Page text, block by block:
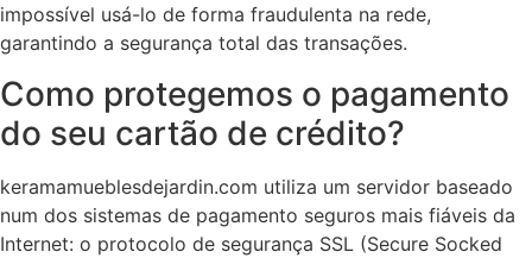
impossível usá-lo de forma fraudulenta na rede,
garantindo a segurança total das transações.
Como protegemos o pagamento
do seu cartão de crédito?
keramamueblesdejardin.com utiliza um servidor baseado
num dos sistemas de pagamento seguros mais fiáveis da
Internet: o protocolo de segurança SSL (Secure Socked